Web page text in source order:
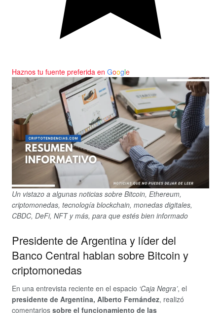
Haznos tu fuente preferida en Google
Un vistazo a algunas noticias sobre Bitcoin, Ethereum,
criptomonedas, tecnología blockchain, monedas digitales,
CBDC, DeFi, NFT y más, para que estés bien informado
Presidente de Argentina y líder del
Banco Central hablan sobre Bitcoin y
criptomonedas
En una entrevista reciente en el espacio ‘Caja Negra’, el
presidente de Argentina, Alberto Fernández, realizó
comentarios sobre el funcionamiento de las